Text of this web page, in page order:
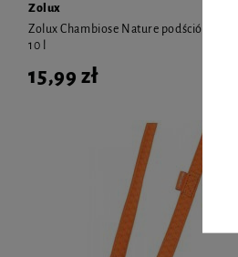
Zolux
Zolux Chambiose Nature podściółka
10 l
15,99 zł